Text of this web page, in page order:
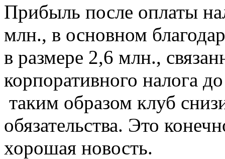
Прибыль после оплаты
млн., в основном
в размере 2,6 млн.,
корпоративного налога
таким образом клуб
обязательства. Это
хорошая новость.